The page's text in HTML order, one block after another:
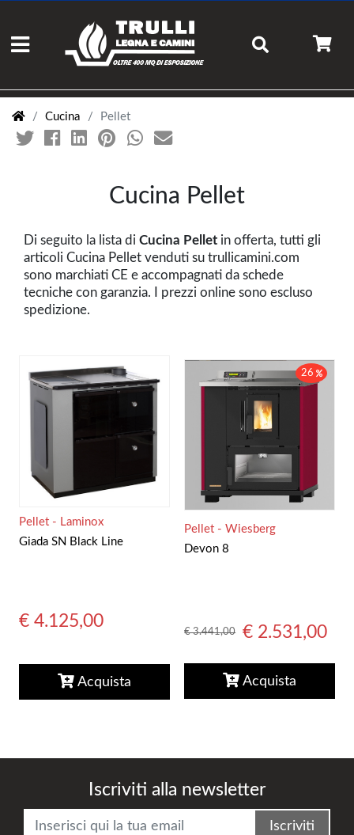
Cucina Pellet
Cucina Pellet
Di seguito la lista di Cucina Pellet in offerta, tutti gli
articoli Cucina Pellet venduti su trullicamini.com
sono marchiati CE e accompagnati da schede
tecniche con garanzia. I prezzi online sono escluso
spedizione.
Giada SN Black Line
Pellet - Laminox
€ 4.125,00
Acquista
26
Devon 8
Pellet - Wiesberg
€ 3.441,00 € 2.531,00
Acquista
Iscriviti alla newsletter
Iscriviti